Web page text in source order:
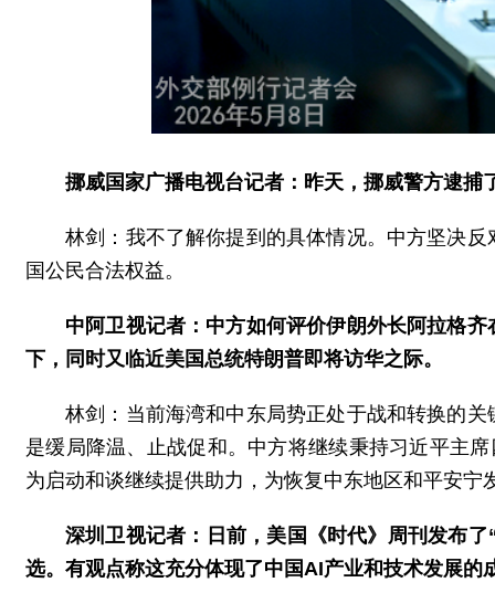
挪威国家广播电视台记者：昨天，挪威警方逮
林剑：我不了解你提到的具体情况。中方坚决
国公民合法权益。
中阿卫视记者：中方如何评价伊朗外长阿拉格
下，同时又临近美国总统特朗普即将访华之际。
林剑：当前海湾和中东局势正处于战和转换的
是缓局降温、止战促和。中方将继续秉持习近平主
为启动和谈继续提供助力，为恢复中东地区和平安宁
深圳卫视记者：日前，美国《时代》周刊发布
选。有观点称这充分体现了中国AI产业和技术发展的